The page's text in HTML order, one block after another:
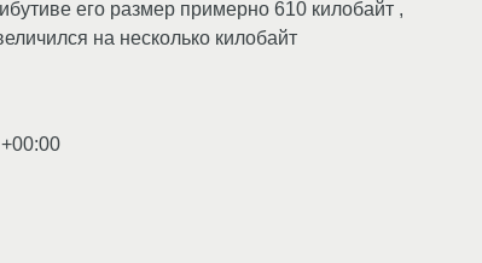
его размер примерно 610 килобайт ,
на несколько килобайт